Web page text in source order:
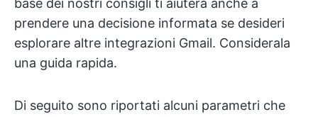
base dei nostri consigli ti aiuterà anche a
prendere una decisione informata se desideri
esplorare altre integrazioni Gmail. Considerala
una guida rapida.
Di seguito sono riportati alcuni parametri che